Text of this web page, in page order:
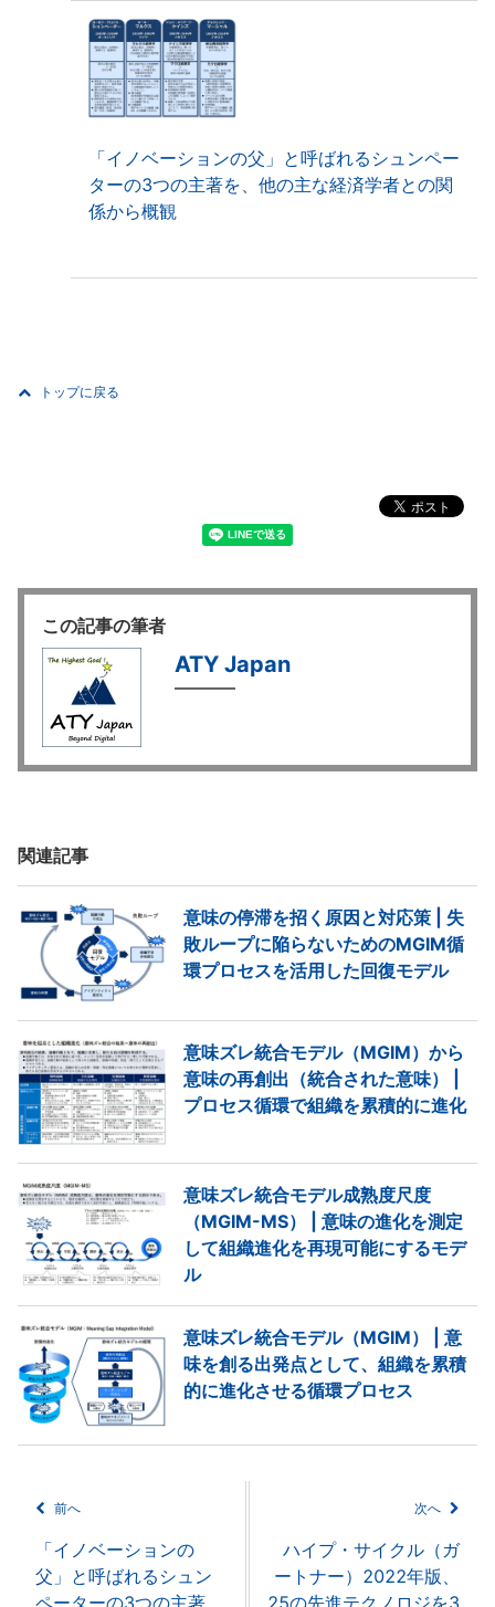
「イノベーションの父」と呼ばれるシュンペー
ターの3つの主著を、他の主な経済学者との関
係から概観
トップに戻る
この記事の筆者
ATY Japan
関連記事
意味の停滞を招く原因と対応策 | 失
敗ループに陥らないためのMGIM循
環プロセスを活用した回復モデル
意味ズレ統合モデル（MGIM）から
意味の再創出（統合された意味） |
プロセス循環で組織を累積的に進化
意味ズレ統合モデル成熟度尺度
（MGIM-MS） | 意味の進化を測定
して組織進化を再現可能にするモデ
ル
意味ズレ統合モデル（MGIM） | 意
味を創る出発点として、組織を累積
的に進化させる循環プロセス
前へ
「イノベーションの
父」と呼ばれるシュン
ペーターの3つの主著
次へ
ハイプ・サイクル（ガ
ートナー）2022年版、
25の先進テクノロジを3